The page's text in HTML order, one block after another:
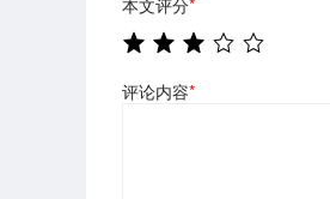
本文评分*
评论内容*